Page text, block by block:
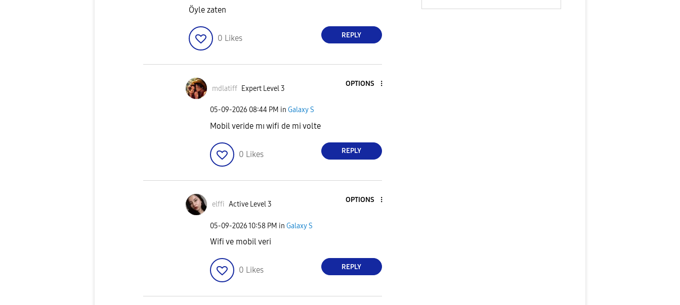
Öyle zaten
0 Likes REPLY
mdlatiff Expert Level 3
OPTIONS
‎05-09-2026 08:44 PM in Galaxy S
Mobil veride mı wifi de mi volte
0 Likes REPLY
elffi Active Level 3
OPTIONS
‎05-09-202610:58 PM in Galaxy S
Wifi ve mobil veri
0 Likes REPLY